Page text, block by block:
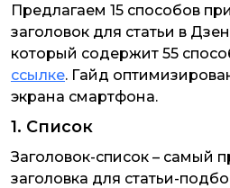
Предлагаем 15 способов
заголовок для статьи в
который содержит 55
ссылке. Гайд
экрана смартфона.
1. Список
Заголовок-список – самый
заголовка для статьи-